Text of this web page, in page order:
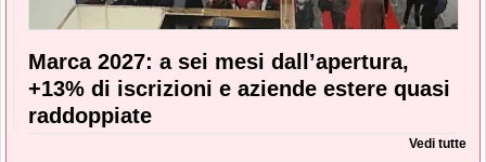
Marca 2027: a sei mesi dall’apertura,
+13% di iscrizioni e aziende estere quasi
raddoppiate
Vedi tutte